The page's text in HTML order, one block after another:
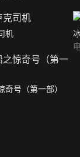
机
奇号（第一部）